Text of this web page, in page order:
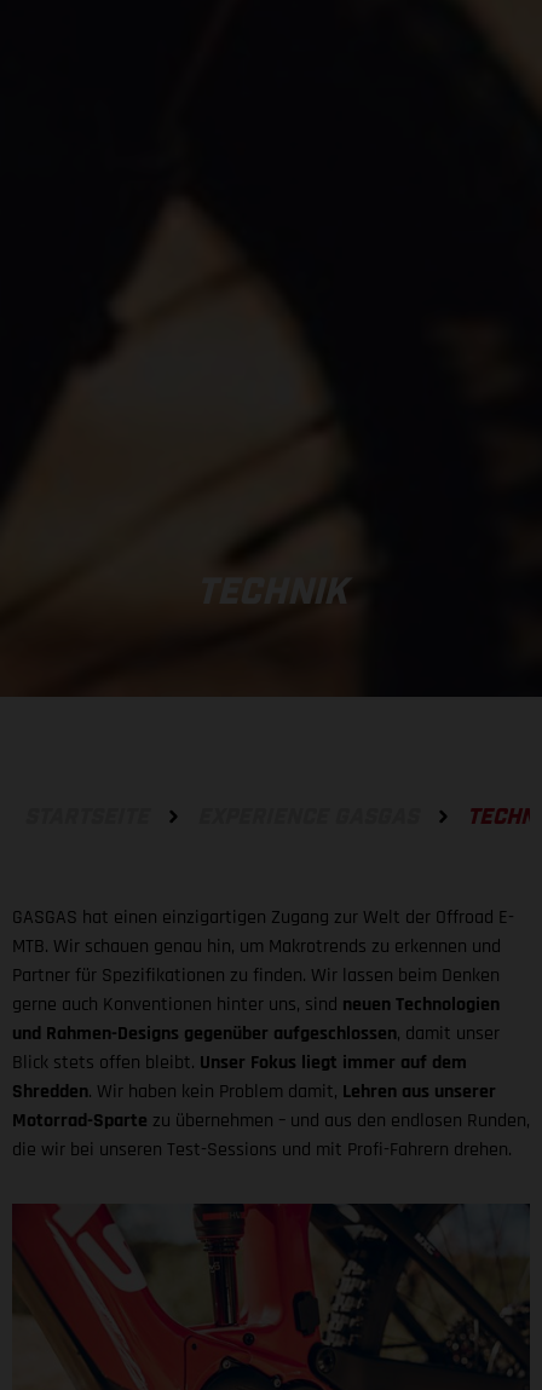
TECHNIK
GASGAS hat einen einzigartigen Zugang zur Welt der Offroad E-
MTB. Wir schauen genau hin, um Makrotrends zu erkennen und
Partner für Spezifikationen zu finden. Wir lassen beim Denken
gerne auch Konventionen hinter uns, sind neuen Technologien
und Rahmen-Designs gegenüber aufgeschlossen, damit unser
Blick stets offen bleibt. Unser Fokus liegt immer auf dem
Shredden. Wir haben kein Problem damit, Lehren aus unserer
Motorrad-Sparte zu übernehmen – und aus den endlosen Runden,
die wir bei unseren Test-Sessions und mit Profi-Fahrern drehen.